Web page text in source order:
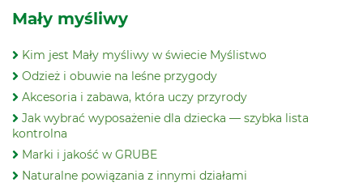
Mały myśliwy
Kim jest Mały myśliwy w świecie Myślistwo
Odzież i obuwie na leśne przygody
Akcesoria i zabawa, która uczy przyrody
Jak wybrać wyposażenie dla dziecka — szybka lista
kontrolna
Marki i jakość w GRUBE
Naturalne powiązania z innymi działami